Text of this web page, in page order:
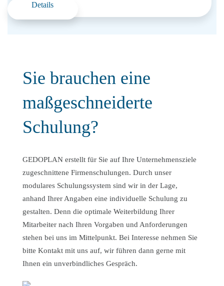
Details
Sie brauchen eine
maßgeschneiderte
Schulung?
GEDOPLAN erstellt für Sie auf Ihre Unternehmensziele
zugeschnittene Firmenschulungen. Durch unser
modulares Schulungssystem sind wir in der Lage,
anhand Ihrer Angaben eine individuelle Schulung zu
gestalten. Denn die optimale Weiterbildung Ihrer
Mitarbeiter nach Ihren Vorgaben und Anforderungen
stehen bei uns im Mittelpunkt. Bei Interesse nehmen Sie
bitte Kontakt mit uns auf, wir führen dann gerne mit
Ihnen ein unverbindliches Gespräch.